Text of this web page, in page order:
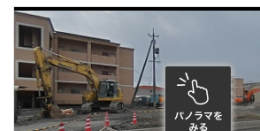
間取り / 専有面
積
2LDK 71.07m²
種別 / 構造 アパート/ 木造
築年 / 築年月 新築/2026年9月